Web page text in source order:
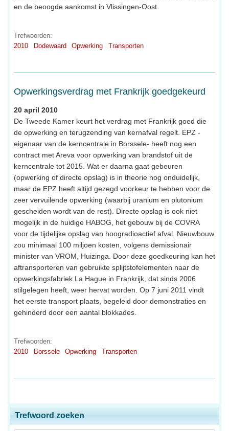
en de beoogde aankomst in Vlissingen-Oost.
Trefwoorden:
2010
Dodewaard Opwerking Transporten
Opwerkingsverdrag met Frankrijk goedgekeurd
20 april 2010
De Tweede Kamer keurt het verdrag met Frankrijk goed die
de opwerking en terugzending van kernafval regelt. EPZ -
eigenaar van de kerncentrale in Borssele- heeft nog een
contract met Areva voor opwerking van brandstof uit de
kerncentrale tot 2015. Wat er daarna gaat gebeuren
(opwerking of directe opslag) is in theorie nog onduidelijk,
maar de EPZ heeft altijd gezegd voorkeur te hebben voor de
zeer vervuilende opwerking (waarbij uranium en plutonium
gescheiden wordt van de rest). Directe opslag is ook niet
mogelijk in de huidige HABOG, het gebouw bij de COVRA
voor de tijdelijke opslag van hoogradioactief afval. Nieuwbouw
zou minimaal 100 miljoen kosten, volgens demissionair
minister van VROM, Huizinga. Door deze goedkeuring kan het
aftransporteren van gebruikte splijtstofelementen naar de
opwerkingsfabriek La Hague in Frankrijk, dat sinds 2006
stilgelegen heeft, weer hervat worden. Op 7 juni 2011 vindt
het eerste transport plaats, begeleid door demonstraties en
gehinderd door een aantal blokkades.
Trefwoorden:
2010
Borssele Opwerking Transporten
Trefwoord zoeken